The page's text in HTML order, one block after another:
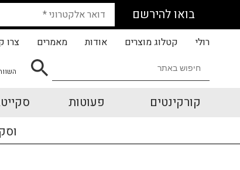
בואו להירשם
רולי קטלוג מוצרים אודות מאמרים צרו
קורקינטים פעוטות